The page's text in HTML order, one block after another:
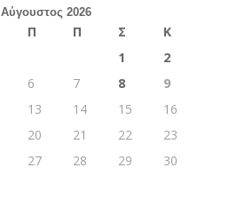
Αύγουστος 2026
Π Π Σ
Κ
1
2
6 7 8
9
13 14 15
16
20 21 22
23
27 28 29
30